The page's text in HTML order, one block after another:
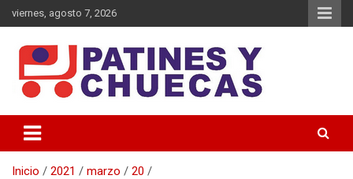
Saltar
al
viernes, agosto 7, 2026
Patines y Chuecas
Inicio 2021 marzo
20